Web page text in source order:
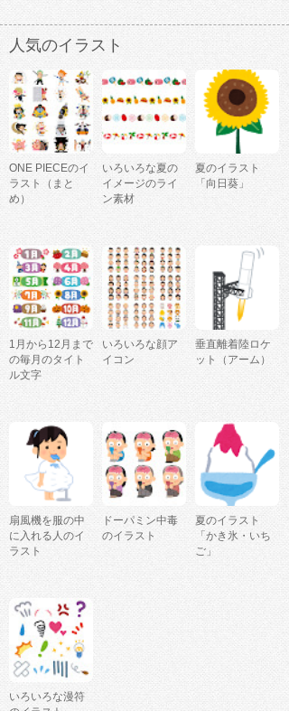
人気のイラスト
ONE PIECEのイ
ラスト（まと
め）
いろいろな夏の
イメージのライ
ン素材
夏のイラスト
「向日葵」
1月から12月まで
の毎月のタイト
ル文字
いろいろな顔ア
イコン
垂直離着陸ロケ
ット（アーム）
扇風機を服の中
に入れる人のイ
ラスト
ドーパミン中毒
のイラスト
夏のイラスト
「かき氷・いち
ご」
いろいろな漫符